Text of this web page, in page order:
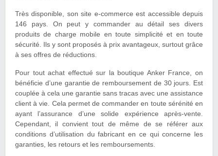
Très disponible, son site e-commerce est accessible depuis
146 pays. On peut y commander au détail ses divers
produits de charge mobile en toute simplicité et en toute
sécurité. Ils y sont proposés à prix avantageux, surtout grâce
à ses offres de réductions.
Pour tout achat effectué sur la boutique Anker France, on
bénéficie d’une garantie de remboursement de 30 jours. Est
couplée à cela une garantie sans tracas avec une assistance
client à vie. Cela permet de commander en toute sérénité en
ayant l’assurance d’une solide expérience après-vente.
Cependant, il convient tout de même de se référer aux
conditions d’utilisation du fabricant en ce qui concerne les
garanties, les retours et les remboursements.